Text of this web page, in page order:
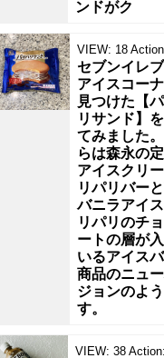
ンドがク
VIEW: 18
セブンイレ
アイスコー
見つけた【
リサンド】
てみました
らは森永の定
アイスクリ
リパリバー
バニラアイ
リパリのチ
ートの層が
いるアイス
商品のニュ
ジョンのよ
す。
VIEW: 38 Action: